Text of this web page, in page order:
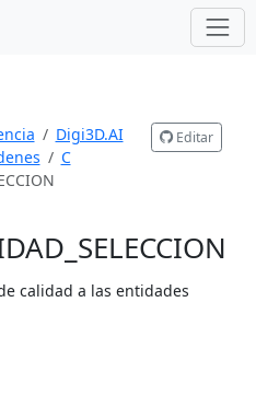
Digi3D.AI
C
Editar
calidad a las entidades